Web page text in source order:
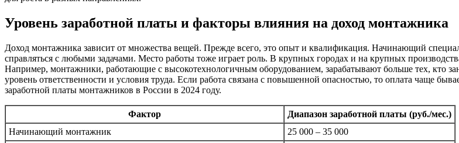
Уровень заработной платы и факторы влияния на доход монтажника
Доход монтажника зависит от множества вещей. Прежде всего, это опыт и квалификация. Начинающий
справляться с любыми задачами. Место работы тоже играет роль. В крупных городах и на крупных
Например, монтажники, работающие с высокотехнологичным оборудованием, зарабатывают больше тех, кто
уровень ответственности и условия труда. Если работа связана с повышенной опасностью, то оплата чаще
заработной платы монтажников в России в 2024 году.
Фактор
Диапазон заработной платы (руб./мес.)
Начинающий монтажник
25 000 – 35 000